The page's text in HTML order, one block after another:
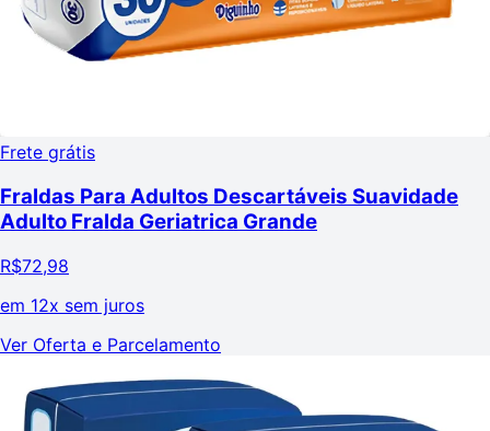
Frete grátis
Fraldas Para Adultos Descartáveis Suavidade
Adulto Fralda Geriatrica Grande
R$72,98
em 12x sem juros
Ver Oferta e Parcelamento